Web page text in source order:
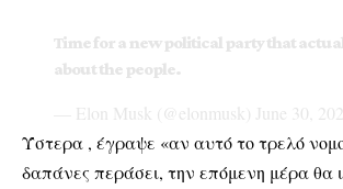
Time for a new political party that
about the people.
— Elon Musk (@elonmusk) June 30,
Ύστερα , έγραψε «αν αυτό το τρελό
δαπάνες περάσει, την επόμενη μέρα θα